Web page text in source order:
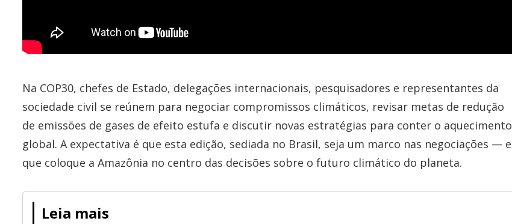
Na COP30, chefes de Estado, delegações internacionais, pesquisadores e representantes da
sociedade civil se reúnem para negociar compromissos climáticos, revisar metas de redução
de emissões de gases de efeito estufa e discutir novas estratégias para conter o aquecimento
global. A expectativa é que esta edição, sediada no Brasil, seja um marco nas negociações — e
que coloque a Amazônia no centro das decisões sobre o futuro climático do planeta.
Leia mais